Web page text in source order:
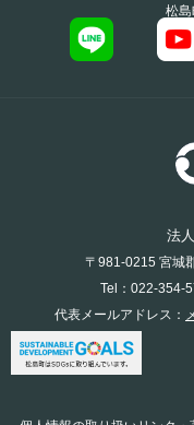
松島
法
〒981-0215 宮城
Tel：022-354-
代表メールアドレス：